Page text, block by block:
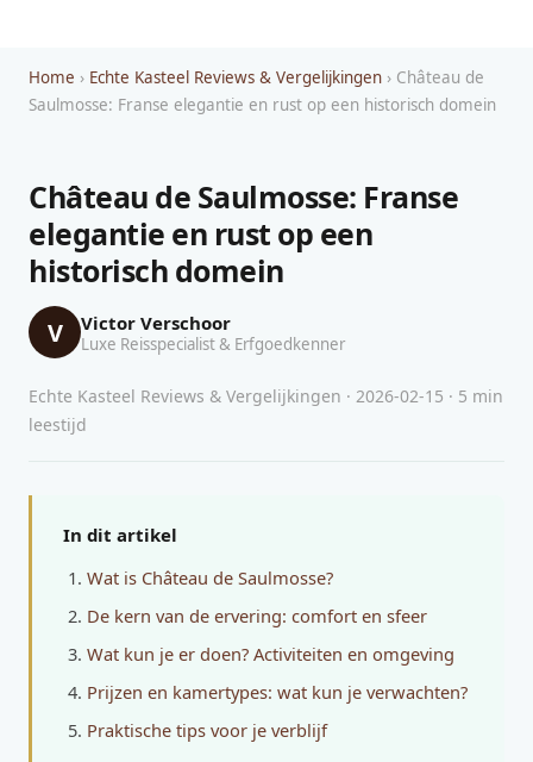
Home › Echte Kasteel Reviews & Vergelijkingen › Château de
Saulmosse: Franse elegantie en rust op een historisch domein
Château de Saulmosse: Franse
elegantie en rust op een
historisch domein
V Victor Verschoor
Luxe Reisspecialist & Erfgoedkenner
Echte Kasteel Reviews & Vergelijkingen · 2026-02-15 · 5 min
leestijd
In dit artikel
Wat is Château de Saulmosse?
De kern van de ervering: comfort en sfeer
Wat kun je er doen? Activiteiten en omgeving
Prijzen en kamertypes: wat kun je verwachten?
Praktische tips voor je verblijf